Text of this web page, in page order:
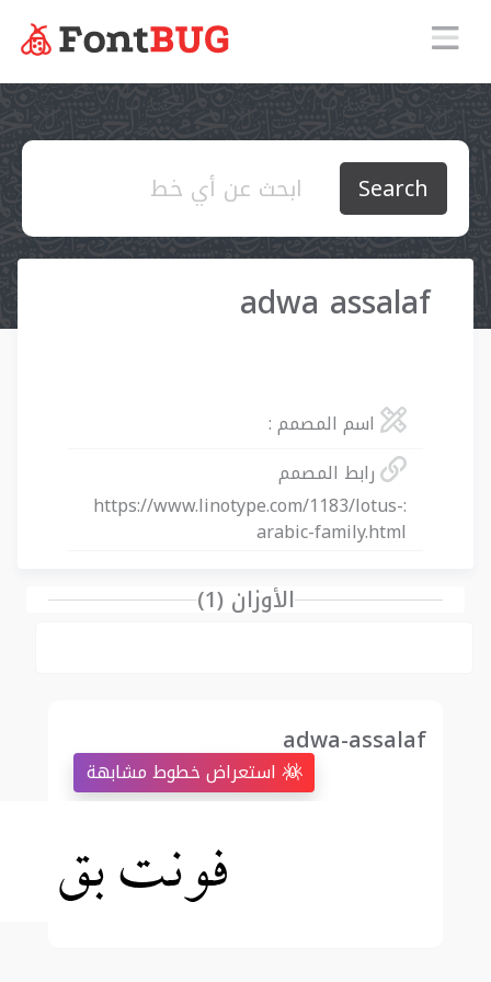
Search
adwa assalaf
اسم المصمم :
رابط المصمم
:
https://www.linotype.com/1183/lotus-
arabic-family.html
الأوزان (1)
adwa-assalaf